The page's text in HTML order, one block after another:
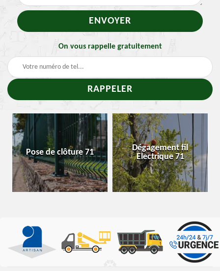
On vous rappelle gratuitement
Pose de clôture 71
Dégagement fil
Electrique 71